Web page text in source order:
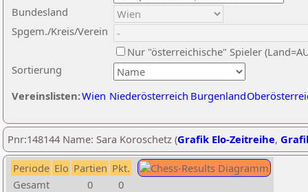
Sortierung
Bundesland
Spgem./Kreis/Verein
Nur "österreichische" Spieler
Vereinslisten:Wien Niederösterreich Burgenland
Pnr:148144 Name: Sara Koroschetz (Grafik Elo-Zeitreihe,
Periode Elo Partien Pkt.
Gesamt
0 0